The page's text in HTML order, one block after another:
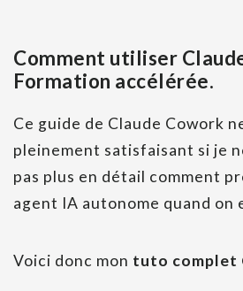
Comment utiliser
Formation accélérée.
Ce guide de Claude Cowork
pleinement satisfaisant si je
pas plus en détail comment
agent IA autonome quand on
Voici donc mon tuto complet